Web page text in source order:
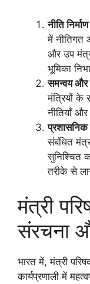
नीति
में नीतिगत
और उप
भूमिका
समन्वय और
मंत्रियों के
नीतियाँ
प्रशासनिक
संबंधित
सुनिश्चित
तरीके से
मंत्री
संरचना
भारत में, मंत्री
कार्यप्रणाली में